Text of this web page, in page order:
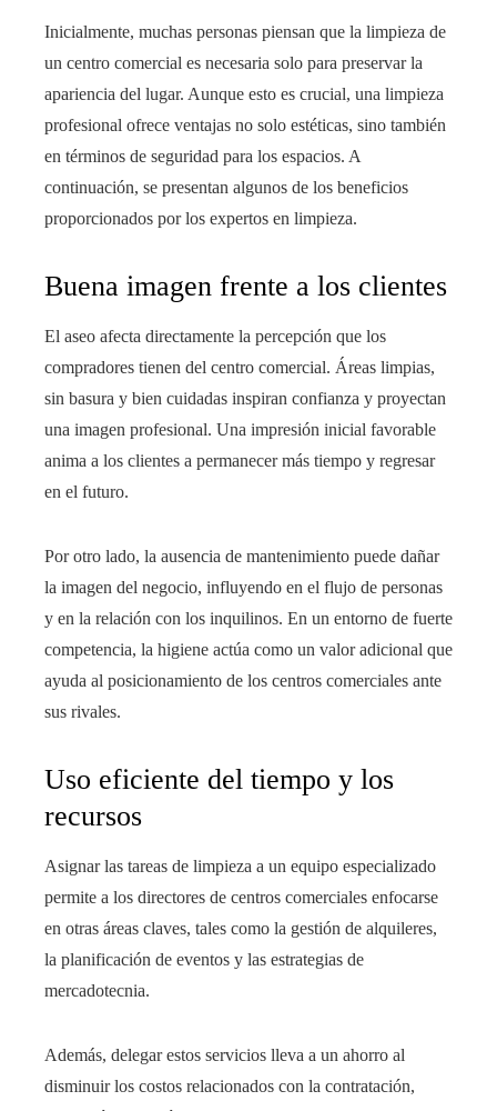
Inicialmente, muchas personas piensan que la limpieza de
un centro comercial es necesaria solo para preservar la
apariencia del lugar. Aunque esto es crucial, una limpieza
profesional ofrece ventajas no solo estéticas, sino también
en términos de seguridad para los espacios. A
continuación, se presentan algunos de los beneficios
proporcionados por los expertos en limpieza.
Buena imagen frente a los clientes
El aseo afecta directamente la percepción que los
compradores tienen del centro comercial. Áreas limpias,
sin basura y bien cuidadas inspiran confianza y proyectan
una imagen profesional. Una impresión inicial favorable
anima a los clientes a permanecer más tiempo y regresar
en el futuro.
Por otro lado, la ausencia de mantenimiento puede dañar
la imagen del negocio, influyendo en el flujo de personas
y en la relación con los inquilinos. En un entorno de fuerte
competencia, la higiene actúa como un valor adicional que
ayuda al posicionamiento de los centros comerciales ante
sus rivales.
Uso eficiente del tiempo y los
recursos
Asignar las tareas de limpieza a un equipo especializado
permite a los directores de centros comerciales enfocarse
en otras áreas claves, tales como la gestión de alquileres,
la planificación de eventos y las estrategias de
mercadotecnia.
Además, delegar estos servicios lleva a un ahorro al
disminuir los costos relacionados con la contratación,